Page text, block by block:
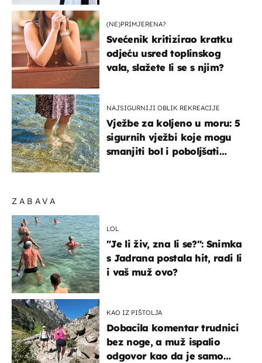
ZABAVA
LOL
"Je li živ, zna li se?": Snimka
s Jadrana postala hit, radi li
i vaš muž ovo?
KAO IZ PIŠTOLJA
Dobacila komentar trudnici
bez noge, a muž ispalio
odgovor kao da je samo
(NE)PRIMJERENA?
Svećenik kritizirao kratku
odjeću usred toplinskog
vala, slažete li se s njim?
NAJSIGURNIJI OBLIK REKREACIJE
Vježbe za koljeno u moru: 5
sigurnih vježbi koje mogu
smanjiti bol i poboljšati